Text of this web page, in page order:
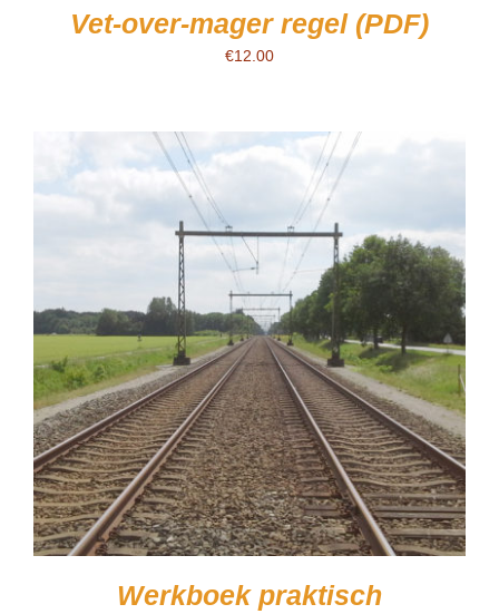
Vet-over-mager regel (PDF)
€12.00
Werkboek praktisch